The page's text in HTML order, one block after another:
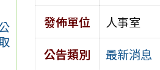
發佈單位
人事室
公告類別
最新消息